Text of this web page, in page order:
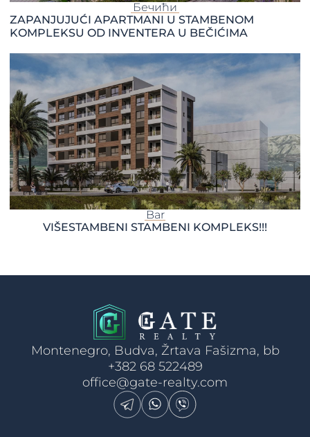
Бечићи
ZAPANJUJUĆI APARTMANI U STAMBENOM
KOMPLEKSU OD INVENTERA U BEČIĆIMA
Bar
VIŠESTAMBENI STAMBENI KOMPLEKS!!!
Montenegro, Budva, Žrtava Fašizma, bb
+382 68 522489
office@gate-realty.com